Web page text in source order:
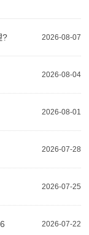
2026-08-07
?
2026-08-04
2026-08-01
2026-07-28
2026-07-25
2026-07-22